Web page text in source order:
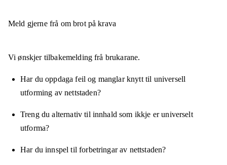
Meld gjerne frå om brot på krava
Vi ønskjer tilbakemelding frå brukarane.
Har du oppdaga feil og manglar knytt til universell
utforming av nettstaden?
Treng du alternativ til innhald som ikkje er universelt
utforma?
Har du innspel til forbetringar av nettstaden?